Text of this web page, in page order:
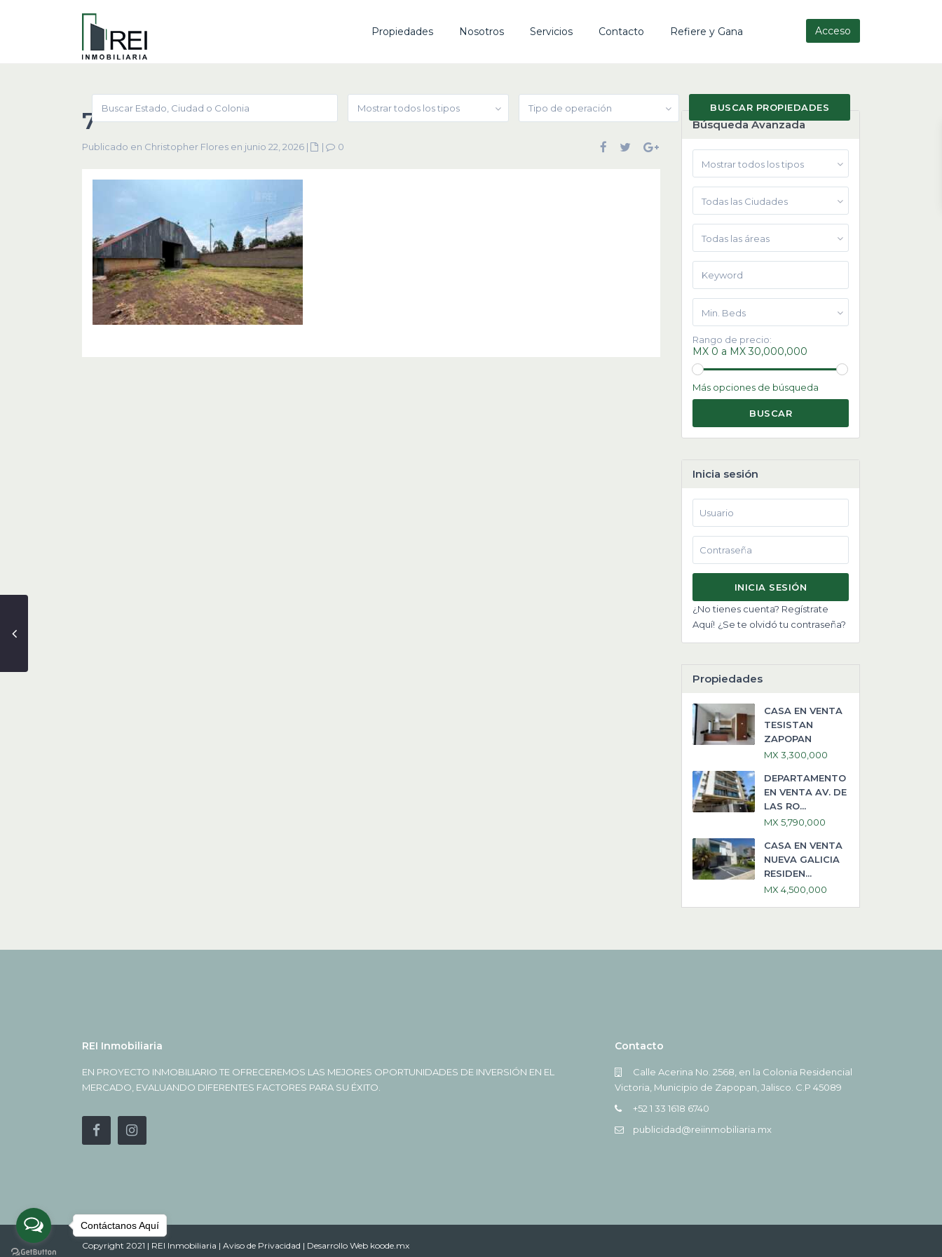
Acceso
Propiedades Nosotros Servicios Contacto Refiere y Gana
Mostrar todos los tipos Tipo de operación
7
Publicado en Christopher Flores en junio 22, 2026 | | 0
Búsqueda Avanzada
Mostrar todos los tipos
Todas las Ciudades
Todas las áreas
Min. Beds
Rango de precio:
MX 0 a MX 30,000,000
Más opciones de búsqueda
BUSCAR
Inicia sesión
INICIA SESIÓN
¿No tienes cuenta? Regístrate
Aquí! ¿Se te olvidó tu contraseña?
Propiedades
CASA EN VENTA
TESISTAN
ZAPOPAN
MX 3,300,000
DEPARTAMENTO
EN VENTA AV. DE
LAS RO...
MX 5,790,000
CASA EN VENTA
NUEVA GALICIA
RESIDEN...
MX 4,500,000
REI Inmobiliaria
EN PROYECTO INMOBILIARIO TE OFRECEREMOS LAS MEJORES OPORTUNIDADES DE INVERSIÓN EN EL
MERCADO, EVALUANDO DIFERENTES FACTORES PARA SU ÉXITO.
Contacto
Calle Acerina No. 2568, en la Colonia Residencial
Victoria, Municipio de Zapopan, Jalisco. C.P 45089
+52 1 33 1618 6740
publicidad@reiinmobiliaria.mx
Copyright 2021 | REI Inmobiliaria | Aviso de Privacidad | Desarrollo Web koode.mx
Contáctanos Aquí